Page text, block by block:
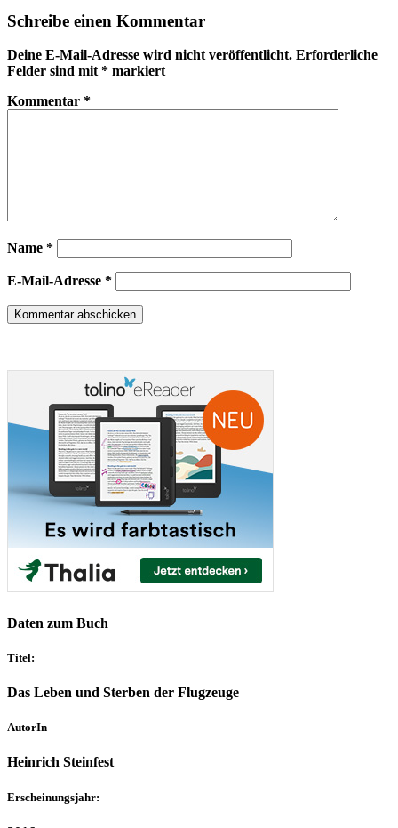
Schreibe einen Kommentar
Deine E-Mail-Adresse wird nicht veröffentlicht. Erforderliche
Felder sind mit* markiert
Kommentar *
Name *
E-Mail-Adresse *
Daten zum Buch
Titel:
Das Leben und Sterben der Flugzeuge
AutorIn
Heinrich Steinfest
Erscheinungsjahr: